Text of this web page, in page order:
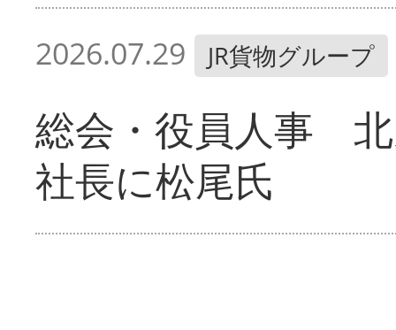
2026.07.29 JR貨物グループ
総会・役員人事
社長に松尾氏